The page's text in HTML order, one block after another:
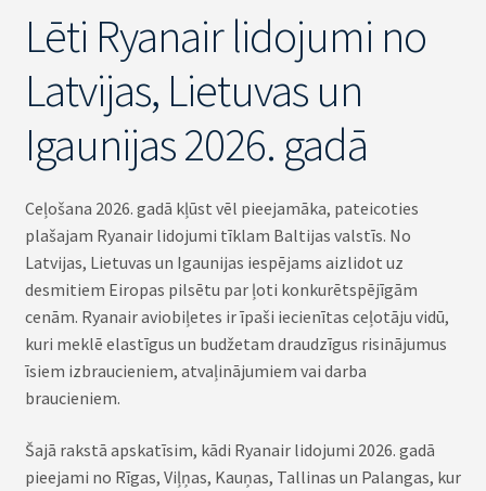
Lēti Ryanair lidojumi no
Latvijas, Lietuvas un
Igaunijas 2026. gadā
Ceļošana 2026. gadā kļūst vēl pieejamāka, pateicoties
plašajam Ryanair lidojumi tīklam Baltijas valstīs. No
Latvijas, Lietuvas un Igaunijas iespējams aizlidot uz
desmitiem Eiropas pilsētu par ļoti konkurētspējīgām
cenām. Ryanair aviobiļetes ir īpaši iecienītas ceļotāju vidū,
kuri meklē elastīgus un budžetam draudzīgus risinājumus
īsiem izbraucieniem, atvaļinājumiem vai darba
braucieniem.
Šajā rakstā apskatīsim, kādi Ryanair lidojumi 2026. gadā
pieejami no Rīgas, Viļņas, Kauņas, Tallinas un Palangas, kur